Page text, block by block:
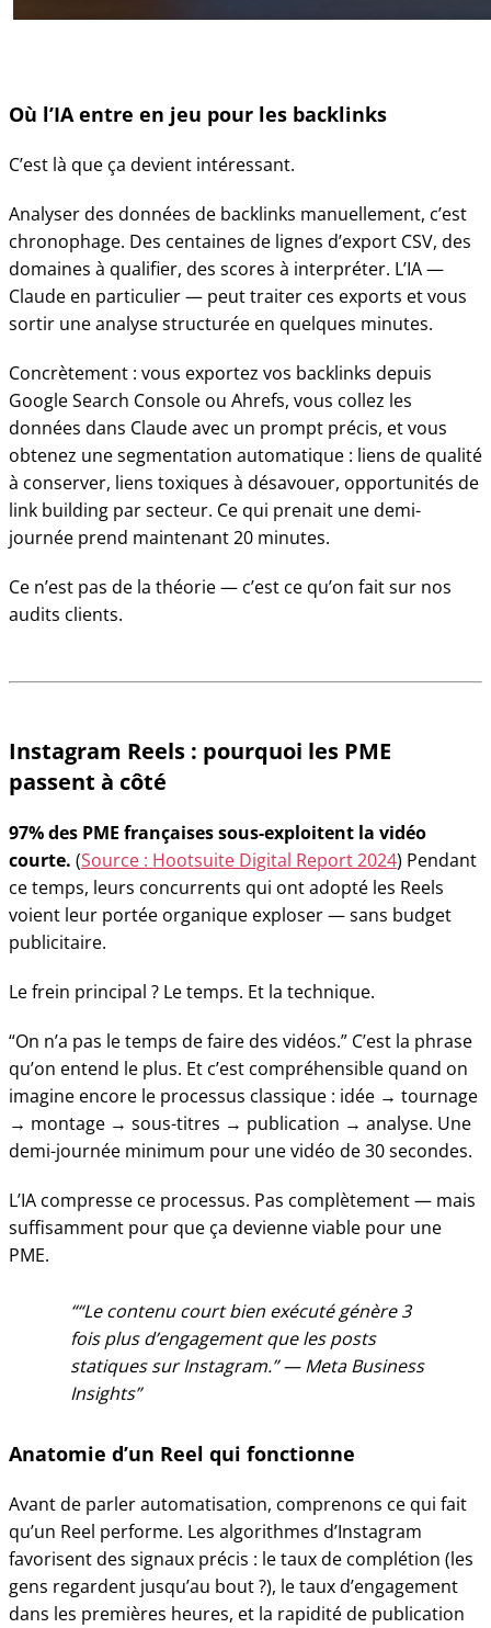
Où l’IA entre en jeu pour les backlinks
C’est là que ça devient intéressant.
Analyser des données de backlinks manuellement, c’est
chronophage. Des centaines de lignes d’export CSV, des
domaines à qualifier, des scores à interpréter. L’IA —
Claude en particulier — peut traiter ces exports et vous
sortir une analyse structurée en quelques minutes.
Concrètement : vous exportez vos backlinks depuis
Google Search Console ou Ahrefs, vous collez les
données dans Claude avec un prompt précis, et vous
obtenez une segmentation automatique : liens de qualité
à conserver, liens toxiques à désavouer, opportunités de
link building par secteur. Ce qui prenait une demi-
journée prend maintenant 20 minutes.
Ce n’est pas de la théorie — c’est ce qu’on fait sur nos
audits clients.
Instagram Reels : pourquoi les PME
passent à côté
97% des PME françaises sous-exploitent la vidéo
courte. (Source : Hootsuite Digital Report 2024) Pendant
ce temps, leurs concurrents qui ont adopté les Reels
voient leur portée organique exploser — sans budget
publicitaire.
Le frein principal ? Le temps. Et la technique.
“On n’a pas le temps de faire des vidéos.” C’est la phrase
qu’on entend le plus. Et c’est compréhensible quand on
imagine encore le processus classique : idée → tournage
→ montage → sous-titres → publication → analyse. Une
demi-journée minimum pour une vidéo de 30 secondes.
L’IA compresse ce processus. Pas complètement — mais
suffisamment pour que ça devienne viable pour une
PME.
“Le contenu court bien exécuté génère 3
fois plus d’engagement que les posts
statiques sur Instagram.” — Meta Business
Insights
Anatomie d’un Reel qui fonctionne
Avant de parler automatisation, comprenons ce qui fait
qu’un Reel performe. Les algorithmes d’Instagram
favorisent des signaux précis : le taux de complétion (les
gens regardent jusqu’au bout ?), le taux d’engagement
dans les premières heures, et la rapidité de publication